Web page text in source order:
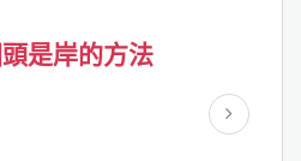
是岸的方法